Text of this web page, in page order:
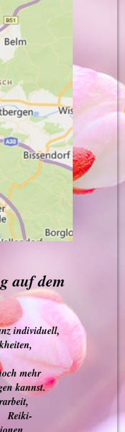
auf dem
individuell,
mehr
kannst.
Reiki-